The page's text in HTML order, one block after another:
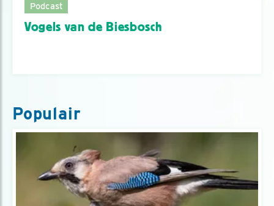
Podcast
Vogels van de Biesbosch
Populair